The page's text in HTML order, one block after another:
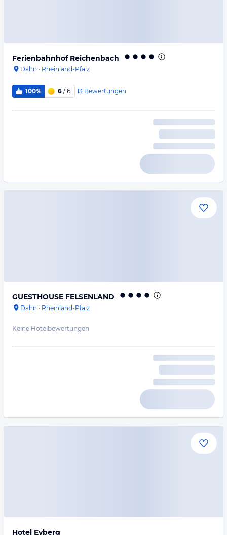
Ferienbahnhof Reichenbach
Dahn · Rheinland-Pfalz
100% 6 / 6 13 Bewertungen
GUESTHOUSE FELSENLAND
Dahn · Rheinland-Pfalz
Keine Hotelbewertungen
Hotel Eyberg